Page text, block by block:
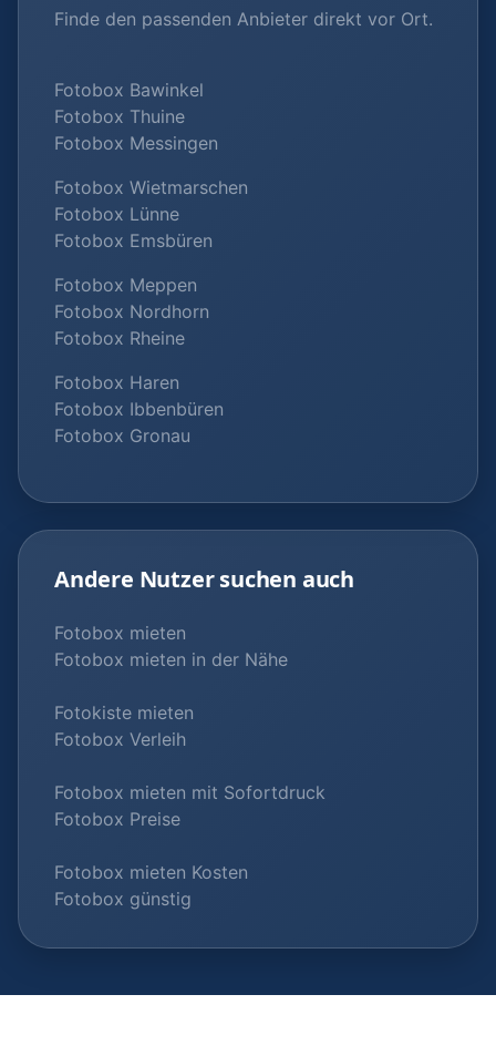
Finde den passenden Anbieter direkt vor Ort.
Fotobox Bawinkel
Fotobox Thuine
Fotobox Messingen
Fotobox Wietmarschen
Fotobox Lünne
Fotobox Emsbüren
Fotobox Meppen
Fotobox Nordhorn
Fotobox Rheine
Fotobox Haren
Fotobox Ibbenbüren
Fotobox Gronau
Andere Nutzer suchen auch
Fotobox mieten
Fotobox mieten in der Nähe
Fotokiste mieten
Fotobox Verleih
Fotobox mieten mit Sofortdruck
Fotobox Preise
Fotobox mieten Kosten
Fotobox günstig